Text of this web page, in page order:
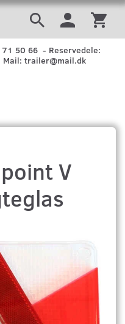
50 66 - Reservedele:
trailer@mail.dk
V